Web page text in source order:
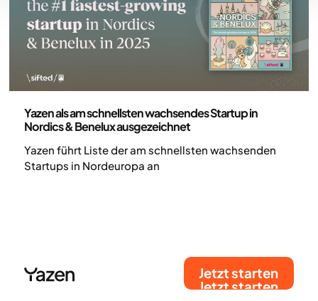
Yazen als am schnellsten wachsendes Startup in
Nordics & Benelux ausgezeichnet
Yazen führt Liste der am schnellsten wachsenden
Startups in Nordeuropa an
Jetzt starten
Jetzt starten